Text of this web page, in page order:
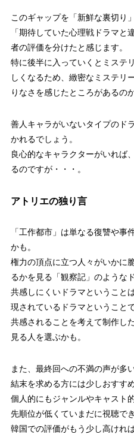
このギャップを「新鮮な裏切り
「期待していた心理戦ドラマ
者の評価を分けたと感じます。
特に後半に入っていくとミステ
しくなるため、緻密なミステリ
りなさを感じたところがあるのか
善人キャラがいないタイプのド
かれるでしょう。
良心的なキャラクターがいれば
るのですが・・・。
アトリエの独り言
「工作都市」は単なる復讐や
かも。
権力の頂点に立つ人々がいかに
るかを見る「観察記」のような
共感しにくいドラマということ
現されているドラマということで
共感されることを考えて制作し
見る人を選ぶかも。
また、最終回への不満の声が多
結末を求める方には少しおすす
個人的にもジャンルやキャスト
先順位が低くていまだに視聴で
韓国での評価がもう少し高けれ